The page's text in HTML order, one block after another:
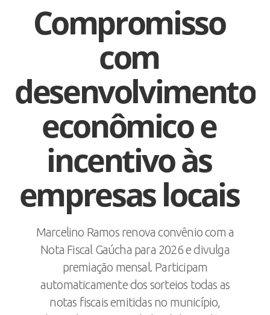
Compromisso
com
desenvolvimento
econômico e
incentivo às
empresas locais
Marcelino Ramos renova convênio com a
Nota Fiscal Gaúcha para 2026 e divulga
premiação mensal. Participam
automaticamente dos sorteios todas as
notas fiscais emitidas no município,